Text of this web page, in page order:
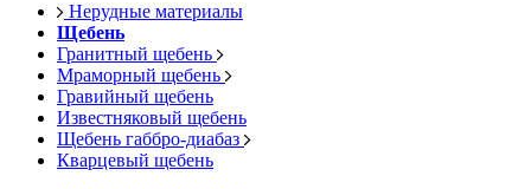
Нерудные материалы
Щебень
Гранитный щебень
Мраморный щебень
Гравийный щебень
Известняковый щебень
Щебень габбро-диабаз
Кварцевый щебень